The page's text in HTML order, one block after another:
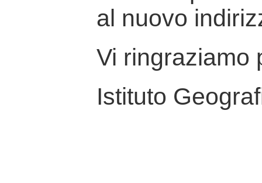
al nuovo
Vi ringraziamo
Istituto